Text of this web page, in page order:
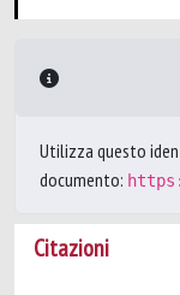
Utilizza questo
documento:
Citazioni